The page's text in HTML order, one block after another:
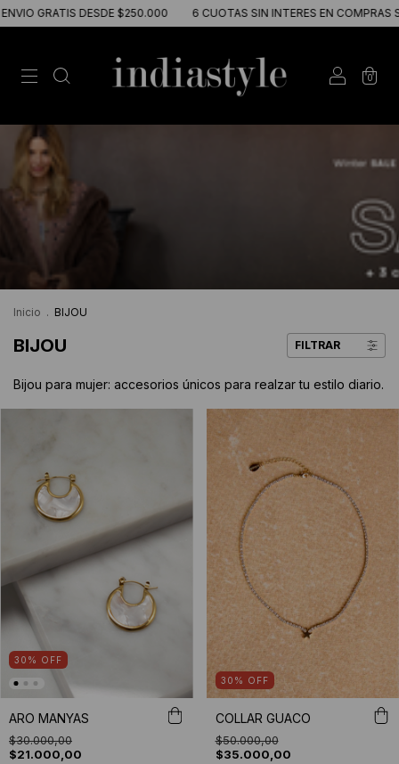
$250.000 6 CUOTAS SIN INTERES EN COMPRAS SUPERIORES A
0
Inicio . BIJOU
BIJOU FILTRAR
Bijou para mujer: accesorios únicos para realzar tu estilo diario.
30 % OFF
ARO MANYAS
$30.000,00
$21.000,00
30 % OFF
COLLAR GUACO
$50.000,00
$35.000,00